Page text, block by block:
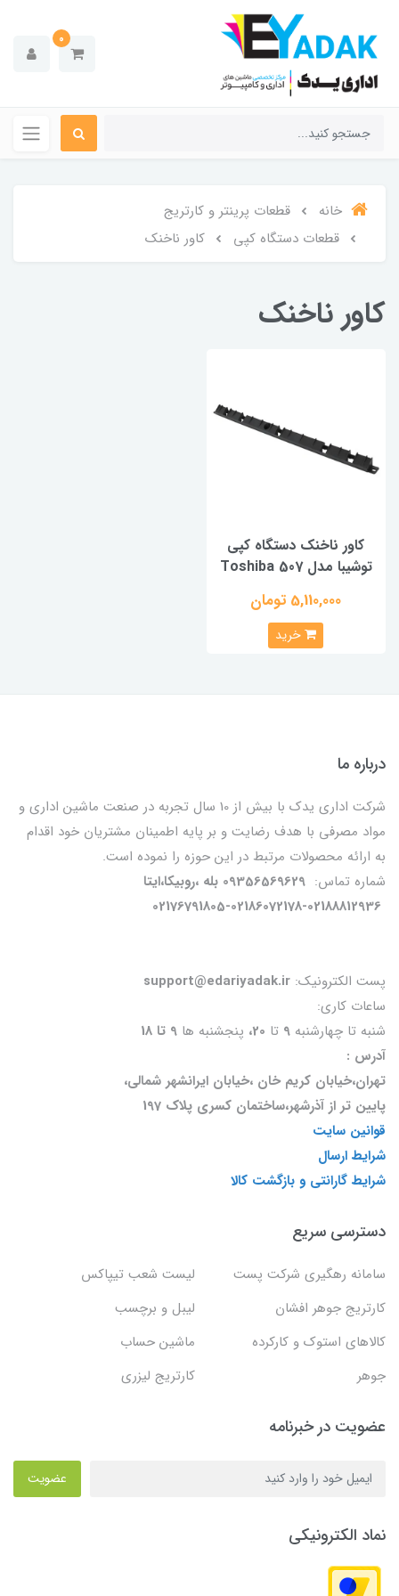
0
خانه
قطعات پرینتر و کارتریج
قطعات دستگاه کپی
کاور ناخنک
کاور ناخنک
کاور ناخنک دستگاه کپی
توشیبا مدل Toshiba 507
5,110,000 تومان
خرید
درباره ما
شرکت اداری یدک با بیش از 10 سال تجربه در صنعت ماشین اداری و
مواد مصرفی با هدف رضایت و بر پایه اطمینان مشتریان خود اقدام
به ارائه محصولات مرتبط در این حوزه را نموده است.
شماره تماس: 09356569629 بله ،روبیکا،ایتا
02176791805-02186072178-02188812936
پست الکترونیک:
ساعات کاری:
شنبه تا چهارشنبه 9 تا 20، پنجشنبه ها
آدرس :
تهران،خیابان کریم خان ،خیابان ایرانشهر شمالی،
پایین تر از آذرشهر،ساختمان کسری پلاک 197
قوانین سایت
شرایط ارسال
شرایط گارانتی و بازگشت کالا
دسترسی سریع
سامانه رهگیری شرکت پست
لیست شعب تیپاکس
کارتریج جوهر افشان
لیبل و برچسب
کالاهای استوک و کارکرده
ماشین حساب
جوهر
کارتریج لیزری
عضویت در خبرنامه
عضویت
نماد الکترونیکی